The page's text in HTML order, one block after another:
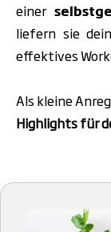
einer
liefern sie
effektives
Als kleine
Highlightsfür